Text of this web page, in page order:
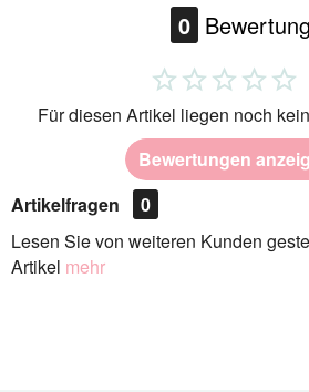
0
Für diesen Artikel liegen noch
Bewertungen
Artikelfragen
0
Lesen Sie von weiteren Kunden
Artikel mehr